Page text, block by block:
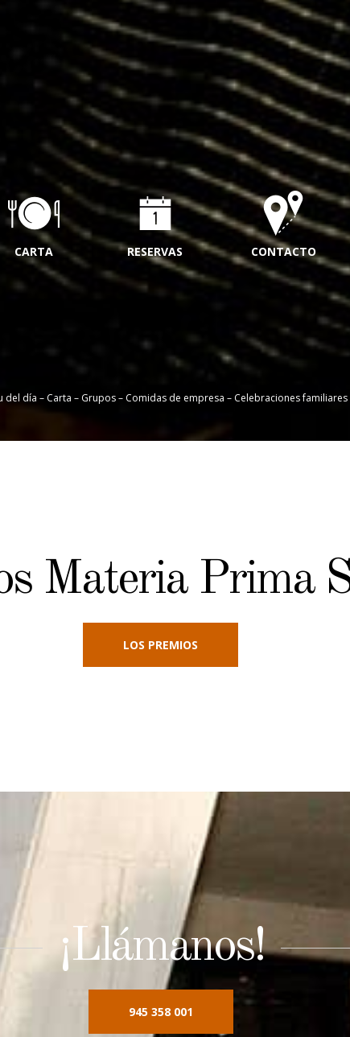
CARTA RESERVAS CONTACTO
del día – Carta – Grupos – Comidas de empresa – Celebraciones
Materia Prima
LOS PREMIOS
¡Llámanos!
945 358 001